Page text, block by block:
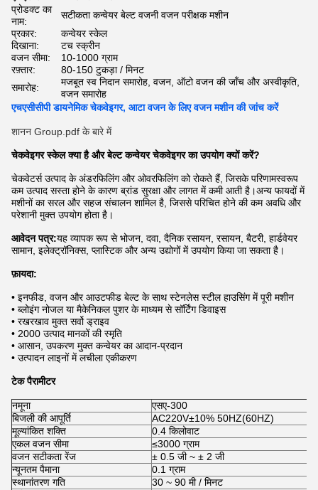
प्रोडक्ट का
नाम:
सटीकता कन्वेयर बेल्ट वजनी वजन परीक्षक मशीन
प्रकार:
कन्वेयर स्केल
दिखाना:
टच स्क्रीन
वजन सीमा:
10-1000 ग्राम
रफ़्तार:
80-150 टुकड़ा / मिनट
समारोह:
मजबूत स्व निदान समारोह, वजन, ऑटो वजन की जाँच और अस्वीकृति,
वजन समारोह
एचएसीसीपी डायनेमिक चेकवेइगर, आटा वजन के लिए वजन मशीन की जांच करें
शानन Group.pdf के बारे में
चेकवेइगर स्केल क्या है और बेल्ट कन्वेयर चेकवेइगर का उपयोग क्यों करें?
चेकवेटर्स उत्पाद के अंडरफिलिंग और ओवरफिलिंग को रोकते हैं, जिसके परिणामस्वरूप
कम उत्पाद सस्ता होने के कारण ब्रांड सुरक्षा और लागत में कमी आती है।अन्य फायदों में
मशीनों का सरल और सहज संचालन शामिल है, जिससे परिचित होने की कम अवधि और
परेशानी मुक्त उपयोग होता है।
आवेदन पत्र:यह व्यापक रूप से भोजन, दवा, दैनिक रसायन, रसायन, बैटरी, हार्डवेयर
सामान, इलेक्ट्रॉनिक्स, प्लास्टिक और अन्य उद्योगों में उपयोग किया जा सकता है।
फ़ायदा:
• इनफीड, वजन और आउटफीड बेल्ट के साथ स्टेनलेस स्टील हाउसिंग में पूरी मशीन
• ब्लोइंग नोजल या मैकेनिकल पुशर के माध्यम से सॉर्टिंग डिवाइस
• रखरखाव मुक्त सर्वो ड्राइव
• 2000 उत्पाद मानकों की स्मृति
• आसान, उपकरण मुक्त कन्वेयर का आदान-प्रदान
• उत्पादन लाइनों में लचीला एकीकरण
टेक पैरामीटर
नमूना
एसए-300
बिजली की आपूर्ति
AC220V±10% 50HZ(60HZ)
मूल्यांकित शक्ति
0.4 किलोवाट
एकल वजन सीमा
≤3000 ग्राम
वजन सटीकता रेंज
± 0.5 जी ~ ± 2 जी
न्यूनतम पैमाना
0.1 ग्राम
स्थानांतरण गति
30 ~ 90 मी / मिनट